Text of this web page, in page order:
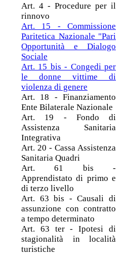
Art. 4 - Procedure per il
rinnovo
Art. 15 - Commissione
Paritetica Nazionale "Pari
Opportunità e Dialogo
Sociale
Art. 15 bis - Congedi per
le donne vittime di
violenza di genere
Art. 18 - Finanziamento
Ente Bilaterale Nazionale
Art. 19 - Fondo di
Assistenza Sanitaria
Integrativa
Art. 20 - Cassa Assistenza
Sanitaria Quadri
Art. 61 bis -
Apprendistato di primo e
di terzo livello
Art. 63 bis - Causali di
assunzione con contratto
a tempo determinato
Art. 63 ter - Ipotesi di
stagionalità in località
turistiche